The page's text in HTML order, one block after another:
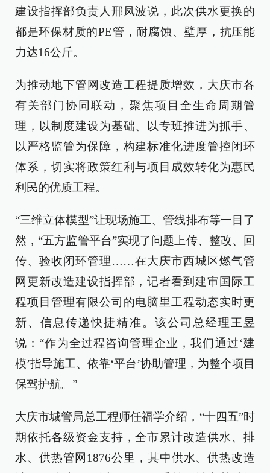
建设指挥部负责人邢凤波说，此次供水更换的
都是环保材质的PE管，耐腐蚀、壁厚，抗压能
力达16公斤。
为推动地下管网改造工程提质增效，大庆市各
有关部门协同联动，聚焦项目全生命周期管
理，以制度建设为基础、以专班推进为抓手、
以严格监管为保障，构建标准化进度管控闭环
体系，切实将政策红利与项目成效转化为惠民
利民的优质工程。
“三维立体模型”让现场施工、管线排布等一目了
然，“五方监管平台”实现了问题上传、整改、回
传、验收闭环管理……在大庆市西城区燃气管
网更新改造建设指挥部，记者看到建审国际工
程项目管理有限公司的电脑里工程动态实时更
新、信息传递快捷精准。该公司总经理王昱
说：“作为全过程咨询管理企业，我们通过‘建
模’指导施工、依靠‘平台’协助管理，为整个项目
保驾护航。”
大庆市城管局总工程师任福学介绍，“十四五”时
期依托各级资金支持，全市累计改造供水、排
水、供热管网1876公里，其中供水、供热改造